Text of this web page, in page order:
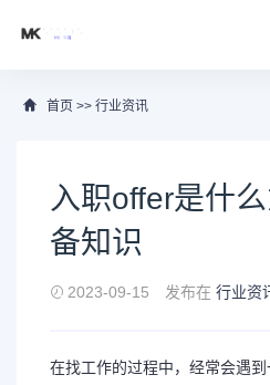
首页 >> 行业资讯
入职offer是什
备知识
2023-09-15 发布在 行业资
在找工作的过程中，经常会遇